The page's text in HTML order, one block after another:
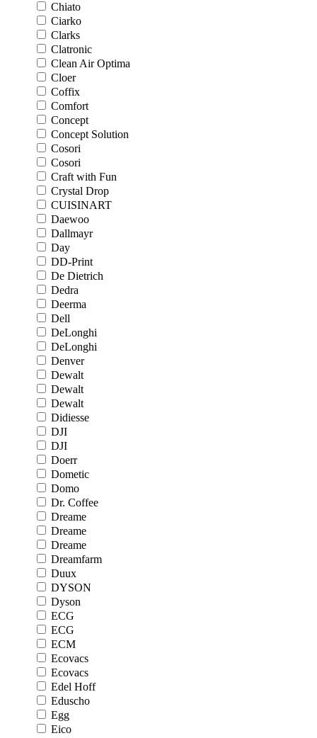
Chiato
Ciarko
Clarks
Clatronic
Clean Air Optima
Cloer
Coffix
Comfort
Concept
Concept Solution
Cosori
Cosori
Craft with Fun
Crystal Drop
CUISINART
Daewoo
Dallmayr
Day
DD-Print
De Dietrich
Dedra
Deerma
Dell
DeLonghi
DeLonghi
Denver
Dewalt
Dewalt
Dewalt
Didiesse
DJI
DJI
Doerr
Dometic
Domo
Dr. Coffee
Dreame
Dreame
Dreame
Dreamfarm
Duux
DYSON
Dyson
ECG
ECG
ECM
Ecovacs
Ecovacs
Edel Hoff
Eduscho
Egg
Eico